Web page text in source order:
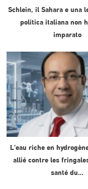
Schlein, il Sahara e una
politica italiana non
imparato
L’eau riche en
allié contre les
santé du…